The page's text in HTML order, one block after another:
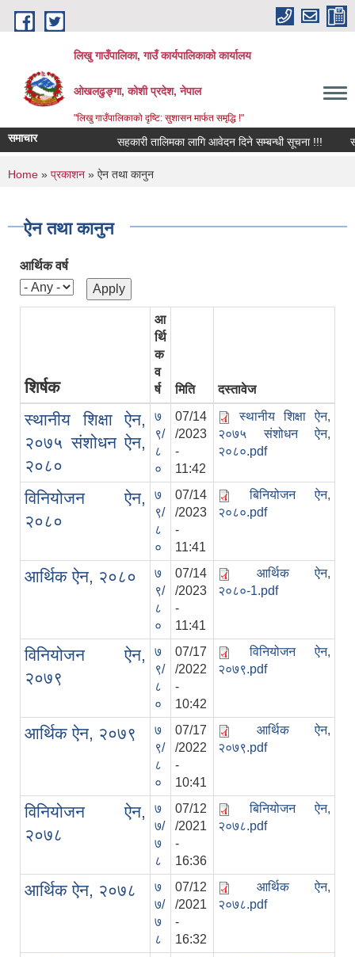
Skip to main content
लिखु गाउँपालिका, गाउँ कार्यपालिकाको कार्यालय
ओखलढुङ्गा, कोशी प्रदेश, नेपाल
"लिखु गाउँपालिकाको दृष्टि: सुशासन मार्फत समृद्धि !"
समाचार सहकारी तालिमका लागि आवेदन दिने सम्बन्धी सूचना !!!
You are here
Home » प्रकाशन » ऐन तथा कानुन
ऐन तथा कानुन
आर्थिक वर्ष
शिर्षक
आ
र्थि
क
व
र्ष
मिति दस्तावेज
स्थानीय शिक्षा ऐन,
२०७५ संशोधन ऐन,
२०८०
७
९/
८
०
07/14
/2023
-
11:42
स्थानीय शिक्षा ऐन,
२०७५ संशोधन ऐन,
२०८०.pdf
विनियोजन ऐन,
२०८०
७
९/
८
०
07/14
/2023
-
11:41
बिनियोजन ऐन,
२०८०.pdf
आर्थिक ऐन, २०८०
७
९/
८
०
07/14
/2023
-
11:41
आर्थिक ऐन,
२०८०-1.pdf
विनियोजन ऐन,
२०७९
७
९/
८
०
07/17
/2022
-
10:42
विनियोजन ऐन,
२०७९.pdf
आर्थिक ऐन, २०७९
७
९/
८
०
07/17
/2022
-
10:41
आर्थिक ऐन,
२०७९.pdf
विनियोजन ऐन,
२०७८
७
७/
७
८
07/12
/2021
-
16:36
बिनियोजन ऐन,
२०७८.pdf
आर्थिक ऐन, २०७८
७
७/
७
८
07/12
/2021
-
16:32
आर्थिक ऐन,
२०७८.pdf